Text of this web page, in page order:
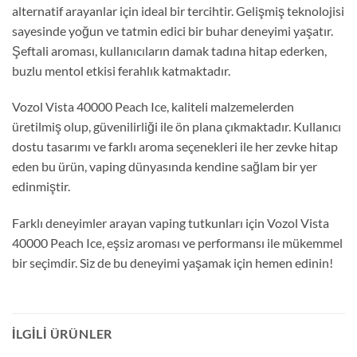
alternatif arayanlar için ideal bir tercihtir. Gelişmiş teknolojisi
sayesinde yoğun ve tatmin edici bir buhar deneyimi yaşatır.
Şeftali aroması, kullanıcıların damak tadına hitap ederken,
buzlu mentol etkisi ferahlık katmaktadır.
Vozol Vista 40000 Peach Ice, kaliteli malzemelerden
üretilmiş olup, güvenilirliği ile ön plana çıkmaktadır. Kullanıcı
dostu tasarımı ve farklı aroma seçenekleri ile her zevke hitap
eden bu ürün, vaping dünyasında kendine sağlam bir yer
edinmiştir.
Farklı deneyimler arayan vaping tutkunları için Vozol Vista
40000 Peach Ice, eşsiz aroması ve performansı ile mükemmel
bir seçimdir. Siz de bu deneyimi yaşamak için hemen edinin!
İLGILI ÜRÜNLER